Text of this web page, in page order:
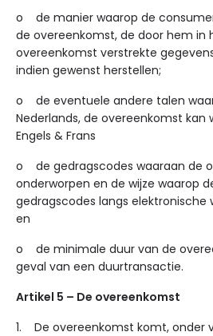
o de manier waarop de
de overeenkomst, de door hem in
overeenkomst verstrekte
indien gewenst herstellen;
o de eventuele andere talen
Nederlands, de overeenkomst kan
Engels & Frans
o de gedragscodes waaraan de
onderworpen en de wijze waarop
gedragscodes langs elektronische
en
o de minimale duur van de
geval van een duurtransactie.
Artikel 5 – De overeenkomst
1. De overeenkomst komt, onder